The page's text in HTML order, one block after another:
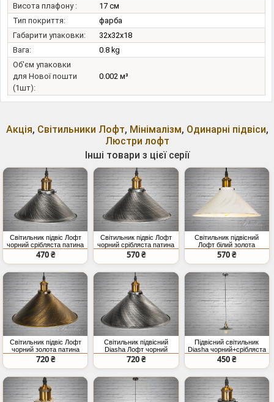
Висота плафону :
17 см
Тип покриття:
фарба
Габарити упаковки:
32x32x18
Вага:
0.8 kg
Об'єм упаковки
для Нової пошти
(1шт):
0.002 м³
Акція, Світильники Лофт, Мінімалізм, Одинарні підвіси,
Люстри лофт
Інші товари з цієї серії
Світильник підвіс Лофт
чорний срібляста патина
E27
470 ₴
Світильник підвіс Лофт
чорний срібляста патина
E27
570 ₴
Світильник підвісний
Лофт білий золота
патина E27
570 ₴
Світильник підвіс Лофт
чорний золота патина
E27
720 ₴
Світильник підвісний
Diasha Лофт чорний
срібляста E27
720 ₴
Підвісний світильник
Diasha чорний+срібляста
патина
450 ₴